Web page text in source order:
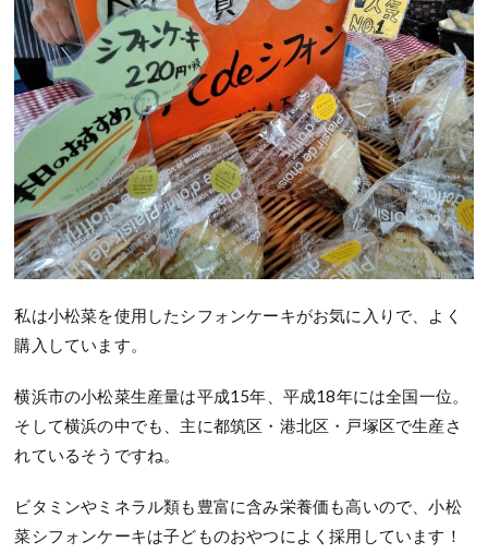
私は小松菜を使用したシフォンケーキがお気に入りで、よく
購入しています。
横浜市の小松菜生産量は平成15年、平成18年には全国一位。
そして横浜の中でも、主に都筑区・港北区・戸塚区で生産さ
れているそうですね。
ビタミンやミネラル類も豊富に含み栄養価も高いので、小松
菜シフォンケーキは子どものおやつによく採用しています！